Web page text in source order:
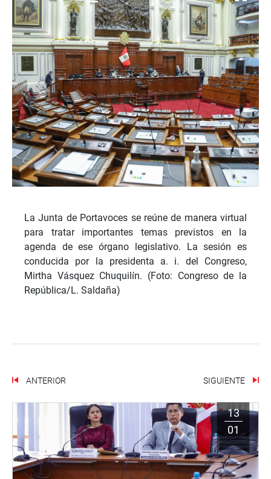
La Junta de Portavoces se reúne de manera virtual
para tratar importantes temas previstos en la
agenda de ese órgano legislativo. La sesión es
conducida por la presidenta a. i. del Congreso,
Mirtha Vásquez Chuquilín. (Foto: Congreso de la
República/L. Saldaña)
ANTERIOR SIGUIENTE
13
01